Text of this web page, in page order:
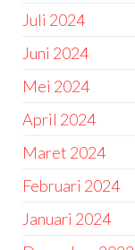
Juli 2024
Juni 2024
Mei 2024
April 2024
Maret 2024
Februari 2024
Januari 2024